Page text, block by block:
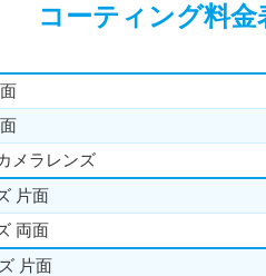
コーティング料金
メラレンズ
片面
両面
片面